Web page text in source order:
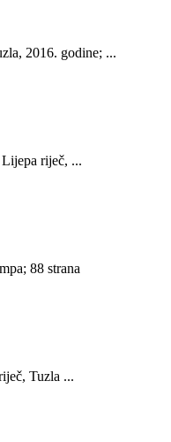
2016. godine; ...
riječ, ...
88 strana
Tuzla ...